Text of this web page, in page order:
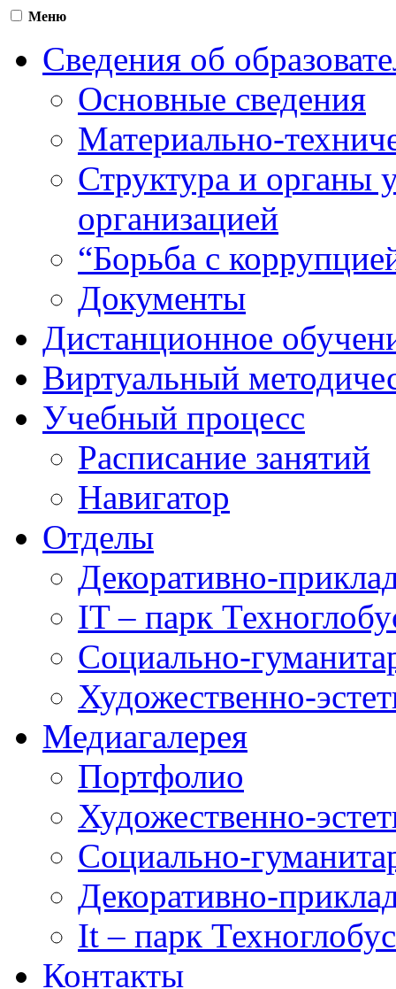
Меню
Сведения об
Основные сведения
Материально-
Структура и органы
организацией
“Борьба с
Документы
Дистанционное
Виртуальный
Учебный процесс
Расписание занятий
Навигатор
Отделы
Декоративно-
IT – парк
Социально-
Художественно-
Медиагалерея
Портфолио
Художественно-
Социально-
Декоративно-
It – парк Техноглобус
Контакты